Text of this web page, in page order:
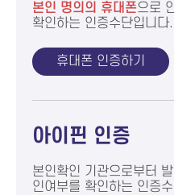
본인 명의의 휴대폰으로
확인하는 인증수단입니다.
휴대폰 인증하기
아이핀 인증
본인확인 기관으로부터
인여부를 확인하는 인증